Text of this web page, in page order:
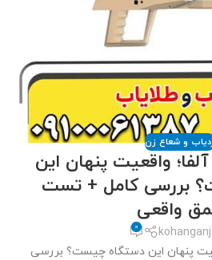
و شعاع زن
واقعیت پنهان این
بررسی کامل + تست
واقعی
0
پنهان این دستگاه چیست؟ بررسی